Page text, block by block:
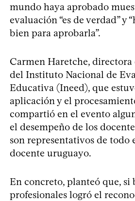
mundo haya aprobado
evaluación “es de verdad” y
bien para aprobarla”.
Carmen Haretche, directora
del Instituto Nacional de
Educativa (Ineed), que
aplicación y el
compartió en el evento
el desempeño de los
son representativos de todo
docente uruguayo.
En concreto, planteó que, si
profesionales logró el